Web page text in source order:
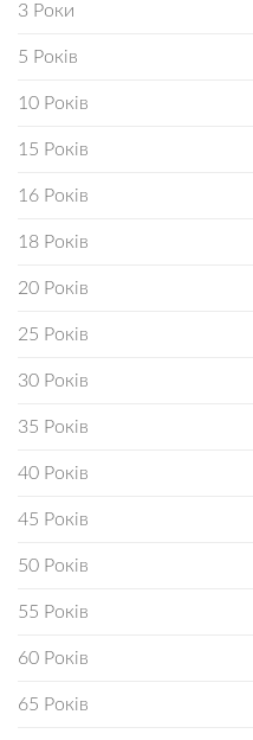
3 Роки
5 Років
10 Років
15 Років
16 Років
18 Років
20 Років
25 Років
30 Років
35 Років
40 Років
45 Років
50 Років
55 Років
60 Років
65 Років